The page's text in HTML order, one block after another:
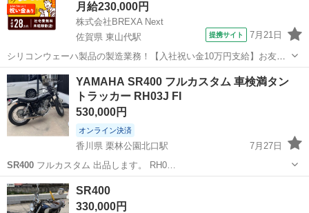
月給230,000円
株式会社BREXA Next
佐賀県 東山代駅
提携サイト 7月21日
シリコンウェーハ製品の製造業務！【入社祝い金10万円支給】お友達
やカップルとの応募OK◎年間休日129日＆休出なしでプライベート充
実♪業務はクリーンルームで快適作業◎自社正社員登用制度あり★1食
300円～の格安食堂あり！《佐...
佐賀 伊万里市
YAMAHA SR400 フルカスタム 車検満タン
トラッカー RH03J FI
530,000円
オンライン決済
香川県 栗林公園北口駅
7月27日
SR400フルカスタム 出品します。 RH0…
香川 高松市
SR400
330,000円